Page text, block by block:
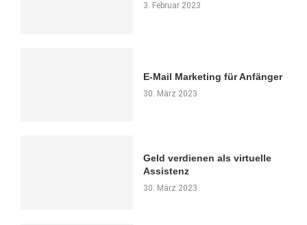
3. Februar 2023
E-Mail Marketing für Anfänger
30. März 2023
Geld verdienen als virtuelle
Assistenz
30. März 2023